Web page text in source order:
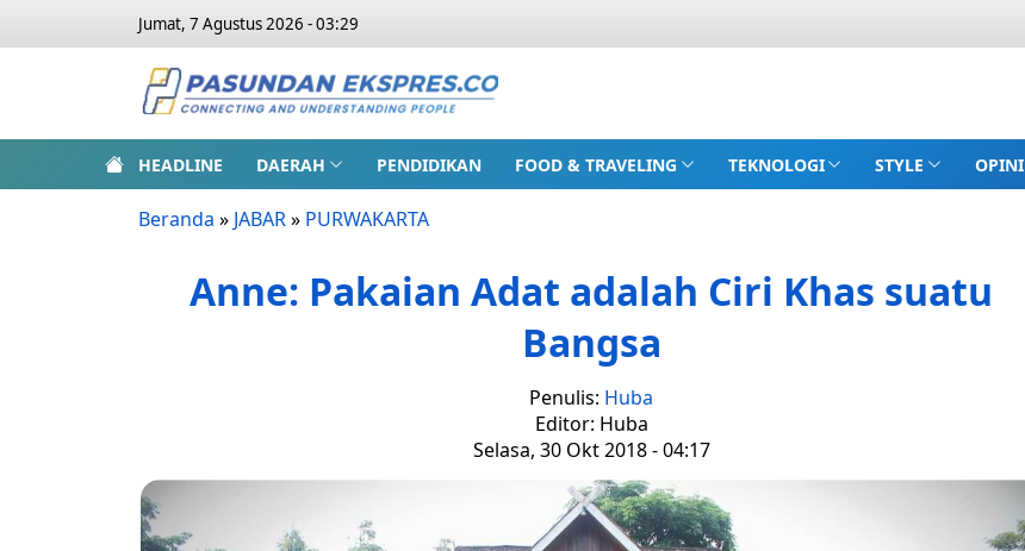
Jumat, 7 Agustus 2026 - 03:29
HEADLINE DAERAH PENDIDIKAN FOOD & TRAVELING TEKNOLOGI STYLE OPINI
Beranda » JABAR» PURWAKARTA
Anne: Pakaian Adat adalah Ciri Khas suatu
Bangsa
Penulis: Huba
Editor: Huba
Selasa, 30 Okt 2018 - 04:17